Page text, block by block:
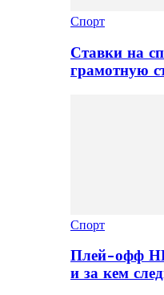
Спорт
Ставки на
грамотную
Спорт
Плей-офф
и за кем